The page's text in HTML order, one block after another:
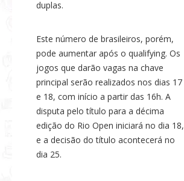
duplas.
Este número de brasileiros, porém,
pode aumentar após o qualifying. Os
jogos que darão vagas na chave
principal serão realizados nos dias 17
e 18, com início a partir das 16h. A
disputa pelo título para a décima
edição do Rio Open iniciará no dia 18,
e a decisão do título acontecerá no
dia 25.